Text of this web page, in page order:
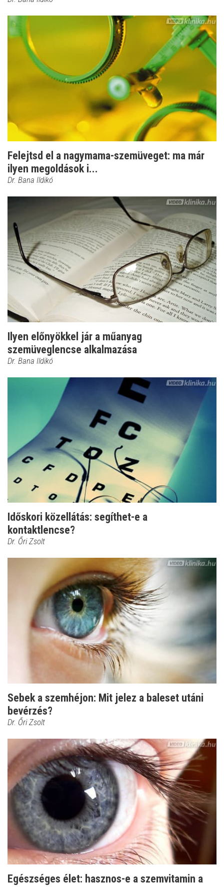
Felejtsd el a nagymama-szemüveget: ma már
ilyen megoldások i...
Dr. Bana Ildikó
Ilyen előnyökkel jár a műanyag
szemüveglencse alkalmazása
Dr. Bana Ildikó
Időskori közellátás: segíthet-e a
kontaktlencse?
Dr. Őri Zsolt
Sebek a szemhéjon: Mit jelez a baleset utáni
bevérzés?
Dr. Őri Zsolt
Egészséges élet: hasznos-e a szemvitamin a